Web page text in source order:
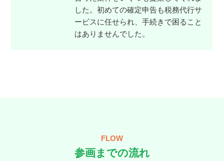
した。初めての確定申告も税務代行サ
ービスに任せられ、手続きで困ること
はありませんでした。
FLOW
参画までの流れ